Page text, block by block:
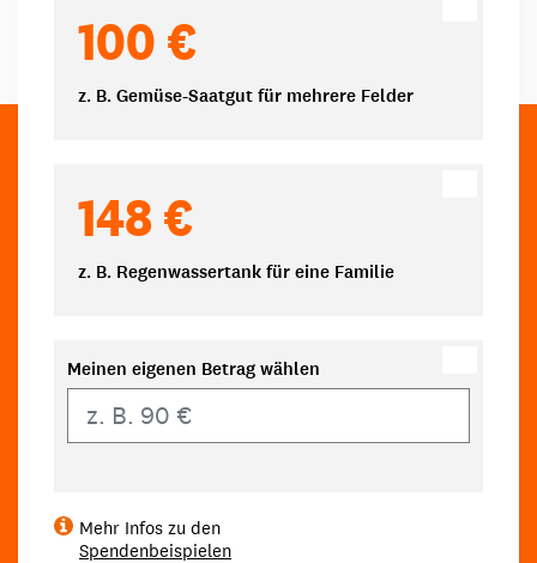
100 €
z. B. Gemüse-Saatgut für mehrere Felder
148 €
z. B. Regenwassertank für eine Familie
Meinen eigenen Betrag wählen
Mehr Infos zu den
Spendenbeispielen